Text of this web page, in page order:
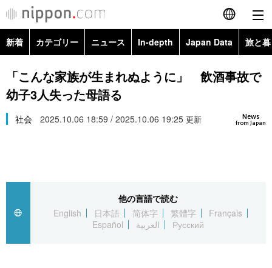
English
简体字
Русский
カテゴリー
経済・ビジネス
国際
トップ
アーカイブ
In-depth
Japan Data
新着 カテゴリー ニュース In-depth Japan Data 旅と
政治・外交
経済・ビジネス
Topics
「こんな家族が生まれぬように」 飲酒事故で
幼子3人失った母語る
News
from Japan
社会 2025.10.06 18:59 / 2025.10.06 19:25 更新
他の言語で読む
English
日本語 简体字 繁體字
Français
Español
العربية Русский